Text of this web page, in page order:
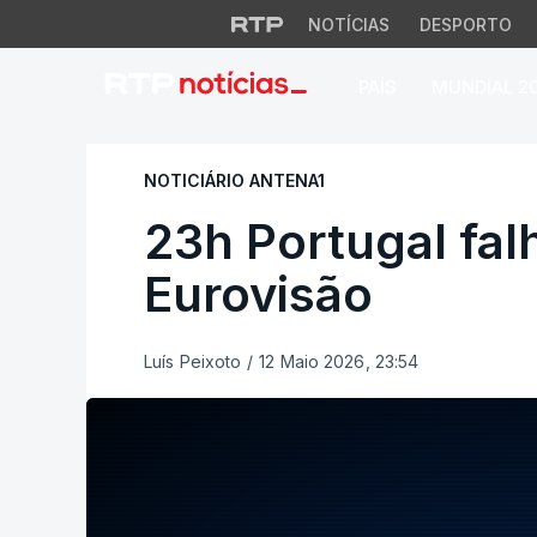
NOTÍCIAS DESPORTO
23h Portugal
NOTICIÁRIO ANTENA1
23h Portugal
Eurovisão
Luís Peixoto / 12 Maio 2026, 23:54